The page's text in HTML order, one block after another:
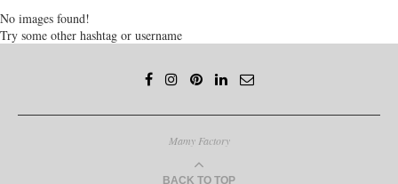
No images found!
Try some other hashtag or username
Mamy Factory
BACK TO TOP